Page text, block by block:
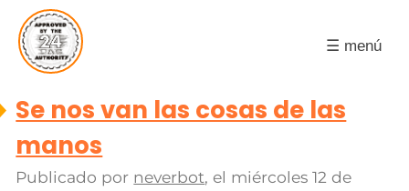
☰ menú
Se nos van las cosas de las
manos
Publicado por neverbot, el miércoles 12 de